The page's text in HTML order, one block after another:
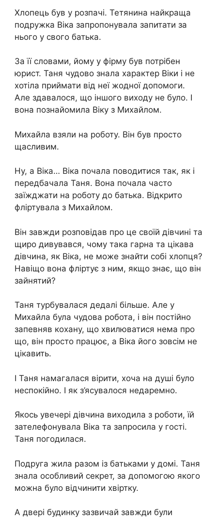
Хлопець був у розпачі. Тетянина найкраща
подружка Віка запропонувала запитати за
нього у свого батька.
За її словами, йому у фірму був потрібен
юрист. Таня чудово знала характер Віки і не
хотіла приймати від неї жодної допомоги.
Але здавалося, що іншого виходу не було. І
вона познайомила Віку з Михайлом.
Михайла взяли на роботу. Він був просто
щасливим.
Ну, а Віка… Віка почала поводитися так, як і
передбачала Таня. Вона почала часто
заїжджати на роботу до батька. Відкрито
фліртувала з Михайлом.
Він завжди розповідав про це своїй дівчині та
щиро дивувався, чому така гарна та цікава
дівчина, як Віка, не може знайти собі хлопця?
Навіщо вона фліртує з ним, якщо знає, що він
зайнятий?
Таня турбувалася дедалі більше. Але у
Михайла була чудова робота, і він постійно
запевняв кохану, що хвилюватися нема про
що, він просто працює, а Віка його зовсім не
цікавить.
І Таня намагалася вірити, хоча на душі було
неспокійно. І як з’ясувалося недаремно.
Якось увечері дівчина виходила з роботи, їй
зателефонувала Віка та запросила у гості.
Таня погодилася.
Подруга жила разом із батьками у домі. Таня
знала особливий секрет, за допомогою якого
можна було відчинити хвіртку.
А двері будинку зазвичай завжди були